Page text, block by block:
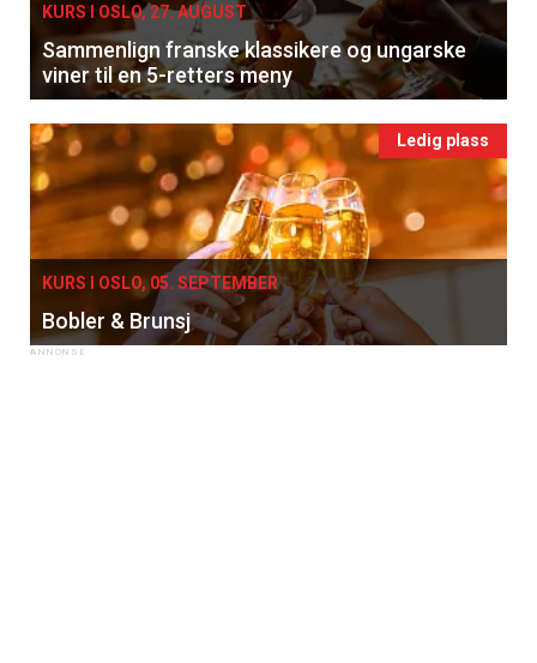
KURS I OSLO, 27. AUGUST
Sammenlign franske klassikere og ungarske
viner til en 5-retters meny
Ledig plass
KURS I OSLO, 05. SEPTEMBER
Bobler & Brunsj